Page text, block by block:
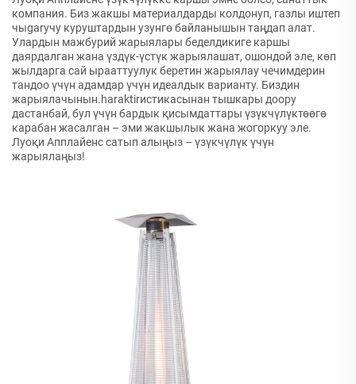
компания. Биз жакшы материалдарды колдонуп, газлы иштеп
чыgarучу куруштардын узунгө байланышын таңдап алат.
Улардын мажбурий жарыялары беделдикиге каршы
даярдалган жана үздүк-үстүк жарыялашат, ошондой эле, көп
жылдарга сай ырааттуулук беретин жарыялау чечимдерин
тандоо үчүн адамдар үчүн идеалдык варианту. Биздин
жарыялачынын.haraktirистикасынан тышкары доору
дастанбай, бул үчүн бардык қисымдаттары үзүкчүлүктөөгө
карабан жасалган – эми жакшылык жана жогоркуу эле.
Луоқи Апплайенс сатып алыңыз – үзүкчүлүк үчүн
жарыялаңыз!